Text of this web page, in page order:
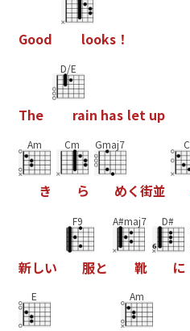
Good looks！
The
D/E
rain has let up
Am
き
Cm
ら
Gmaj7
めく街並
C
新しい
F9
服と
A#maj7
靴
D#
に
E Am